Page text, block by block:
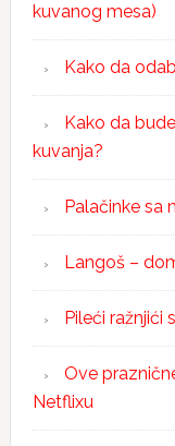
kuvanog mesa)
Kako da
Kako da
kuvanja?
Palačinke sa
Langoš –
Pileći ražnjići
Ove
Netflixu